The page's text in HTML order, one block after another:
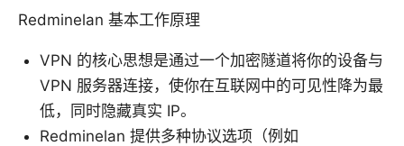
Redminelan 基本工作原理
VPN 的核心思想是通过一个加密隧道将你的设备与
VPN 服务器连接，使你在互联网中的可见性降为最
低，同时隐藏真实 IP。
Redminelan 提供多种协议选项（例如